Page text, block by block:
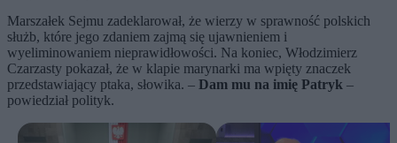
Marszałek Sejmu zadeklarował, że wierzy w sprawność polskich
służb, które jego zdaniem zajmą się ujawnieniem i
wyeliminowaniem nieprawidłowości. Na koniec, Włodzimierz
Czarzasty pokazał, że w klapie marynarki ma wpięty znaczek
przedstawiający ptaka, słowika. – Dam mu na imię Patryk –
powiedział polityk.